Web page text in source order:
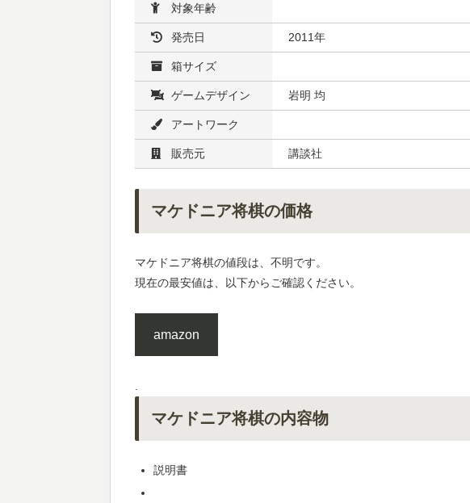
対象年齢
発売日 2011年
箱サイズ
ゲームデザイン 岩明 均
アートワーク
販売元 講談社
マケドニア将棋の価格
マケドニア将棋の値段は、不明です。
現在の最安値は、以下からご確認ください。
amazon
.
マケドニア将棋の内容物
説明書